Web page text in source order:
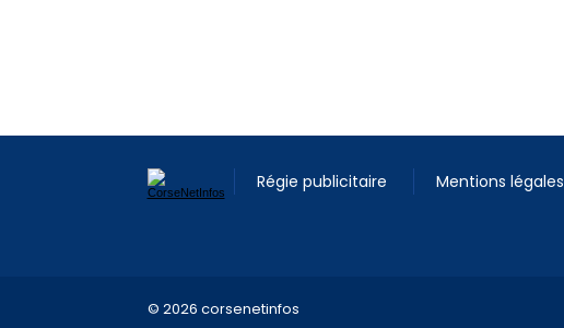
Régie publicitaire Mentions légales
© 2026 corsenetinfos